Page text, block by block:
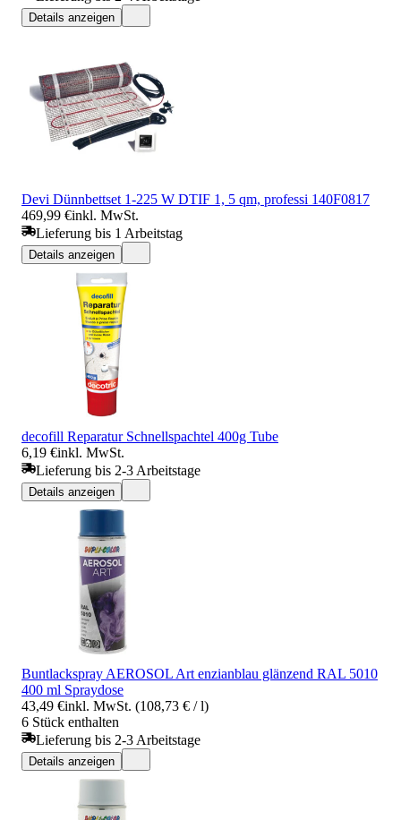
Details anzeigen
Devi Dünnbettset 1-225 W DTIF 1, 5 qm, professi 140F0817
469,99 €inkl. MwSt.
Lieferung bis 1 Arbeitstag
Details anzeigen
decofill Reparatur Schnellspachtel 400g Tube
6,19 €inkl. MwSt.
Lieferung bis 2-3 Arbeitstage
Details anzeigen
Buntlackspray AEROSOL Art enzianblau glänzend RAL 5010
400 ml Spraydose
43,49 €inkl. MwSt. (108,73 € / l)
6 Stück enthalten
Lieferung bis 2-3 Arbeitstage
Details anzeigen